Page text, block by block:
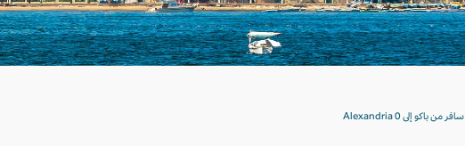
سافر من باكو إلى Alexandria 0